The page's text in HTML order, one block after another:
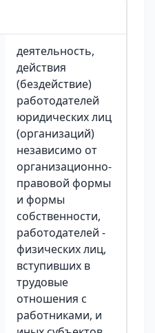
деятельность,
действия
(бездействие)
работодателей
юридических лиц
(организаций)
независимо от
организационно-
правовой формы
и формы
собственности,
работодателей -
физических лиц,
вступивших в
трудовые
отношения с
работниками, и